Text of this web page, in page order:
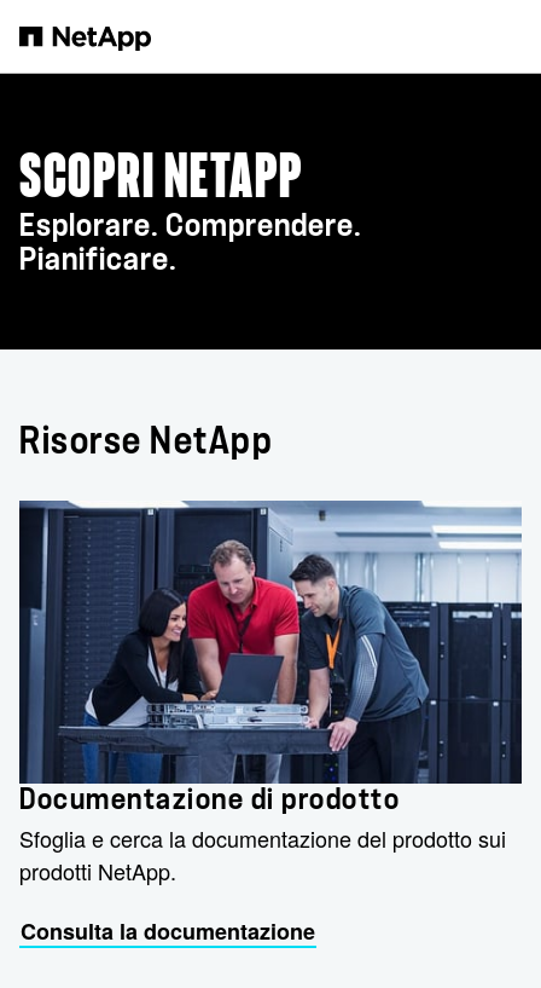
SCOPRI NETAPP
Esplorare. Comprendere.
Pianificare.
Risorse NetApp
Documentazione di prodotto
Sfoglia e cerca la documentazione del prodotto sui
prodotti NetApp.
Consulta la documentazione